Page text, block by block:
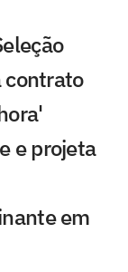
contrato
e projeta
em